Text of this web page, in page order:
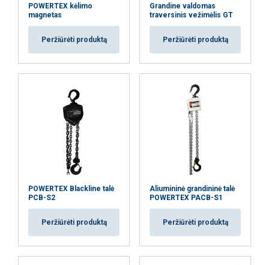
POWERTEX kėlimo
magnetas
Peržiūrėti produktą
Grandine valdomas
traversinis vežimėlis GT
Peržiūrėti produktą
POWERTEX Blackline talė
PCB-S2
Peržiūrėti produktą
Aliumininė grandininė talė
POWERTEX PACB-S1
Peržiūrėti produktą
politika
Būtinieji Tiksliniai
Funkciniai Neklasifikuojami
AŠ NESUTINKU
PARODYTI DETALIAU